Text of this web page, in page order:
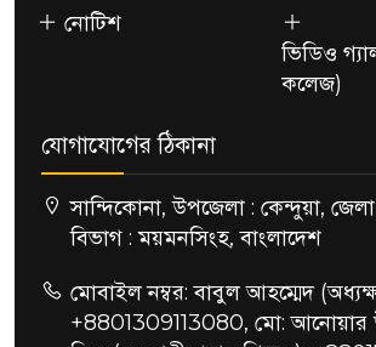
নোটিশ
ভিডিও
কলেজ)
যোগাযোগের ঠিকানা
সান্দিকোনা, উপজেলা : কেন্দুয়া,
বিভাগ : ময়মনসিংহ, বাংলাদেশ
মোবাইল নম্বর: বাবুল আহম্মেদ
+8801309113080, মো: আনোয়ার